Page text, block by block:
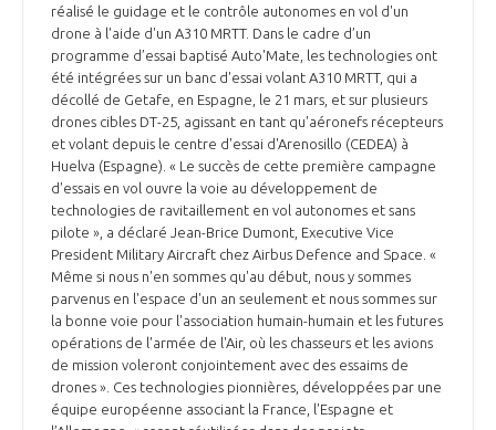
réalisé le guidage et le contrôle autonomes en vol d'un
drone à l'aide d'un A310 MRTT. Dans le cadre d’un
programme d’essai baptisé Auto'Mate, les technologies ont
été intégrées sur un banc d'essai volant A310 MRTT, qui a
décollé de Getafe, en Espagne, le 21 mars, et sur plusieurs
drones cibles DT-25, agissant en tant qu'aéronefs récepteurs
et volant depuis le centre d'essai d'Arenosillo (CEDEA) à
Huelva (Espagne). « Le succès de cette première campagne
d'essais en vol ouvre la voie au développement de
technologies de ravitaillement en vol autonomes et sans
pilote », a déclaré Jean-Brice Dumont, Executive Vice
President Military Aircraft chez Airbus Defence and Space. «
Même si nous n'en sommes qu'au début, nous y sommes
parvenus en l'espace d'un an seulement et nous sommes sur
la bonne voie pour l'association humain-humain et les futures
opérations de l'armée de l'Air, où les chasseurs et les avions
de mission voleront conjointement avec des essaims de
drones ». Ces technologies pionnières, développées par une
équipe européenne associant la France, l'Espagne et